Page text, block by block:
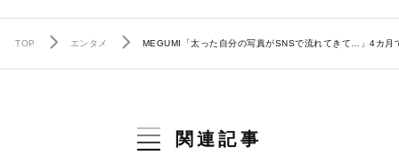
TOP エンタメ MEGUMI「太った自分の写真がSNSで流れてきて…」4カ月
関連記事